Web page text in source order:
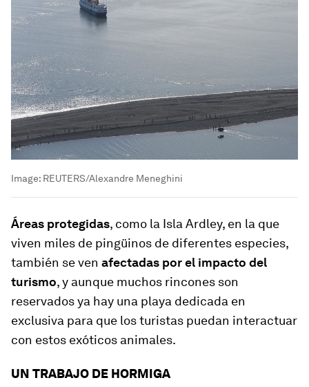
Image: REUTERS/Alexandre Meneghini
Áreas protegidas, como la Isla Ardley, en la que
viven miles de pingüinos de diferentes especies,
también se ven afectadas por el impacto del
turismo, y aunque muchos rincones son
reservados ya hay una playa dedicada en
exclusiva para que los turistas puedan interactuar
con estos exóticos animales.
UN TRABAJO DE HORMIGA